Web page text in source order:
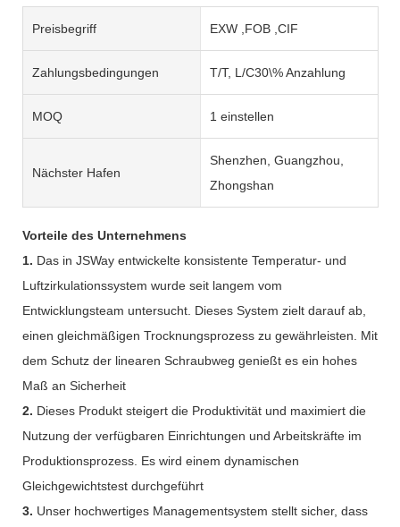
Preisbegriff EXW ,FOB ,CIF
Zahlungsbedingungen T/T, L/C30\% Anzahlung
MOQ 1 einstellen
Nächster Hafen
Shenzhen, Guangzhou,
Zhongshan
Vorteile des Unternehmens
1. Das in JSWay entwickelte konsistente Temperatur- und
Luftzirkulationssystem wurde seit langem vom
Entwicklungsteam untersucht. Dieses System zielt darauf ab,
einen gleichmäßigen Trocknungsprozess zu gewährleisten. Mit
dem Schutz der linearen Schraubweg genießt es ein hohes
Maß an Sicherheit
2. Dieses Produkt steigert die Produktivität und maximiert die
Nutzung der verfügbaren Einrichtungen und Arbeitskräfte im
Produktionsprozess. Es wird einem dynamischen
Gleichgewichtstest durchgeführt
3. Unser hochwertiges Managementsystem stellt sicher, dass